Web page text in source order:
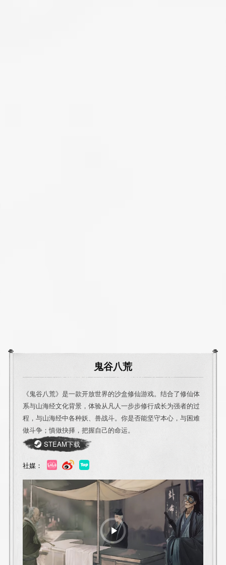
鬼谷八荒
《鬼谷八荒》是一款开放世界的沙盒修仙游戏。结合了修仙体
系与山海经文化背景，体验从凡人一步步修行成长为强者的过
程，与山海经中各种妖、兽战斗。你是否能坚守本心，与困难
做斗争；慎做抉择，把握自己的命运。
STEAM下载
社媒：
《上古河图》是一款独具东方韵味的修仙肉鸽卡牌冒险游戏。
玩家将化身人、神、妖三大种族中的不同英雄，在上古神器
开历练。
游戏重新搭建了卡牌、神器、精石三重构筑体系，你可以自由